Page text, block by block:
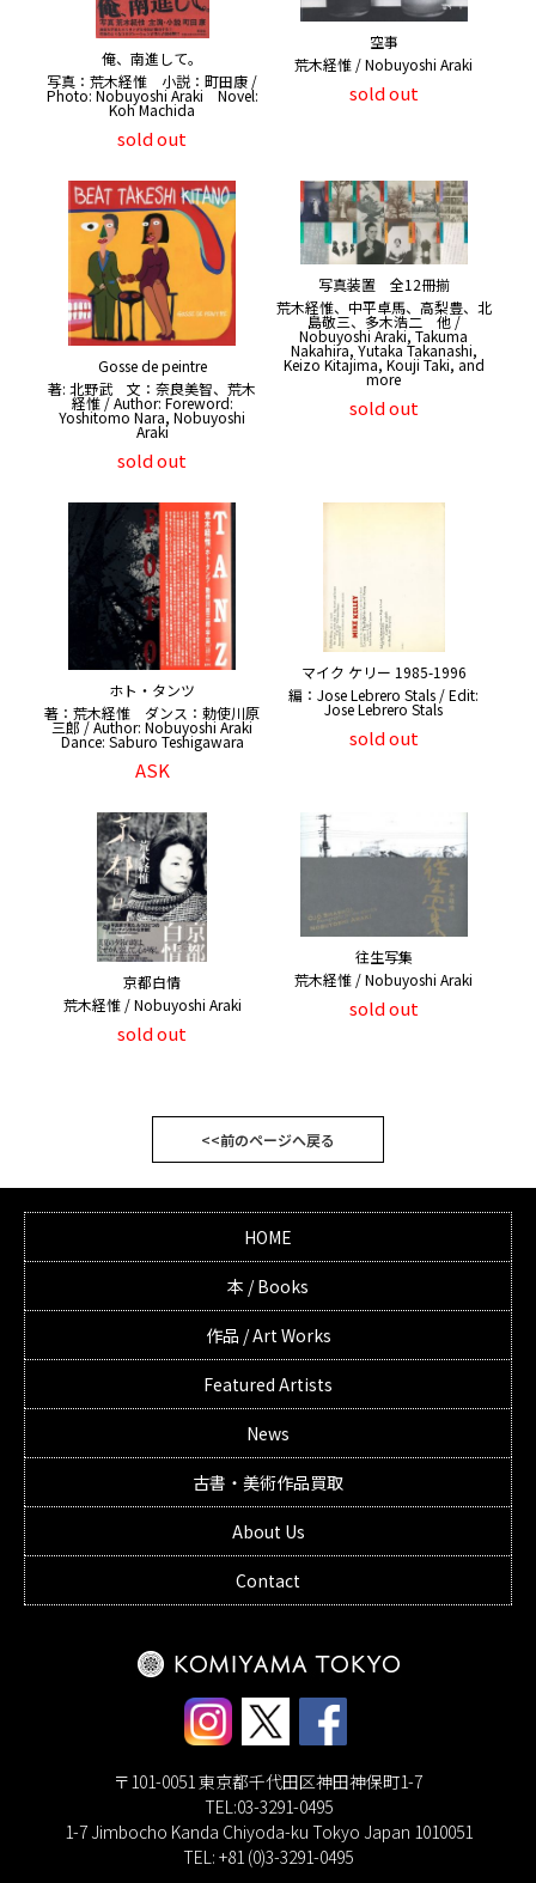
俺、南進して。
写真：荒木経惟 小説：町田康 /
Photo: Nobuyoshi Araki Novel:
Koh Machida
sold out
空事
荒木経惟 / Nobuyoshi Araki
sold out
Gosse de peintre
著: 北野武 文：奈良美智、荒木
経惟 / Author: Foreword:
Yoshitomo Nara, Nobuyoshi
Araki
sold out
写真装置 全12冊揃
荒木経惟、中平卓馬、高梨豊、北
島敬三、多木浩二 他 /
Nobuyoshi Araki, Takuma
Nakahira, Yutaka Takanashi,
Keizo Kitajima, Kouji Taki, and
more
sold out
ホト・タンツ
著：荒木経惟 ダンス：勅使川原
三郎 / Author: Nobuyoshi Araki
Dance: Saburo Teshigawara
ASK
マイク ケリー 1985-1996
編：Jose Lebrero Stals / Edit:
Jose Lebrero Stals
sold out
京都白情
荒木経惟 / Nobuyoshi Araki
sold out
往生写集
荒木経惟 / Nobuyoshi Araki
sold out
<<前のページへ戻る
HOME
本 / Books
作品 / Art Works
Featured Artists
News
古書・美術作品買取
About Us
Contact
〒101-0051 東京都千代田区神田神保町1-7
TEL:03-3291-0495
1-7 Jimbocho Kanda Chiyoda-ku Tokyo Japan 1010051
TEL: +81 (0)3-3291-0495